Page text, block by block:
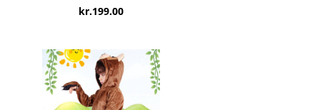
kr.199.00